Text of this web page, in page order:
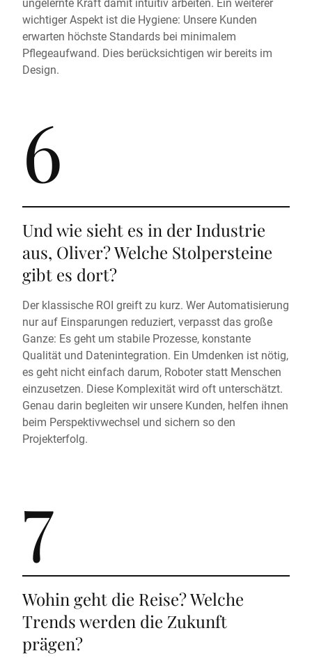
wichtiger Aspekt ist die Hygiene: Unsere Kunden
erwarten höchste Standards bei minimalem
Pflegeaufwand. Dies berücksichtigen wir bereits im
Design.
6
Und wie sieht es in der Industrie
aus, Oliver? Welche Stolpersteine
gibt es dort?
Der klassische ROI greift zu kurz. Wer Automatisierung
nur auf Einsparungen reduziert, verpasst das große
Ganze: Es geht um stabile Prozesse, konstante
Qualität und Datenintegration. Ein Umdenken ist nötig,
es geht nicht einfach darum, Roboter statt Menschen
einzusetzen. Diese Komplexität wird oft unterschätzt.
Genau darin begleiten wir unsere Kunden, helfen ihnen
beim Perspektivwechsel und sichern so den
Projekterfolg.
7
Wohin geht die Reise? Welche
Trends werden die Zukunft
prägen?